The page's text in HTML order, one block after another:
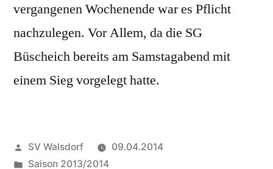
vergangenen Wochenende war es Pflicht
nachzulegen. Vor Allem, da die SG
Büscheich bereits am Samstagabend mit
einem Sieg vorgelegt hatte.
Veröffentlicht
von
SV Walsdorf
09.04.2014
Veröffentlicht
Saison 2013/2014